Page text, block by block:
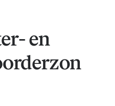
en